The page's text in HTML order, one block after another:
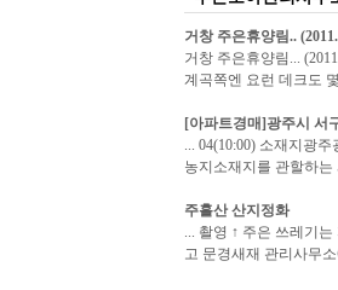
거창 주은휴양림..
거창 주은휴양림...
계곡쪽엔 요런 데크도
[아파트경매]광주시 서
... 04(10:00) 소재지광
농지소재지를 관할하
주흘산 산지정화
... 촬영 ↑ 주은 쓰레기
고 문경새재 관리사무